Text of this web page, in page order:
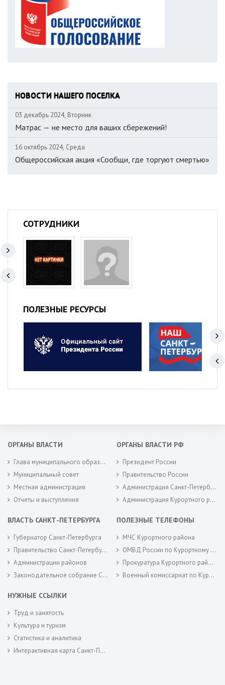
НОВОСТИ НАШЕГО ПОСЕЛКА
03 декабрь 2024, Вторник
Матрас — не место для ваших сбережений!
16 октябрь 2024, Среда
Общероссийская акция «Сообщи, где торгуют смертью»
СОТРУДНИКИ
ПОЛЕЗНЫЕ РЕСУРСЫ
ОРГАНЫ ВЛАСТИ
Глава муниципального образования
Муниципальный совет
Местная администрация
Отчеты и выступления
ОРГАНЫ ВЛАСТИ РФ
Президент России
Правительство России
Администрация Санкт-Петербурга
Администрация Курортного района Санкт-Петербурга
ВЛАСТЬ САНКТ-ПЕТЕРБУРГА
Губернатор Санкт-Петербурга
Правительство Санкт-Петербурга
Администрации районов
Законодательное собрание Санкт-Петербурга
ПОЛЕЗНЫЕ ТЕЛЕФОНЫ
МЧС Курортного района
ОМВД России по Курортному району
Прокуратура Курортного района
Военный комиссариат по Курортному районам города Санкт-Петербурга
НУЖНЫЕ ССЫЛКИ
Труд и занятость
Культура и туризм
Статистика и аналитика
Интерактивная карта Санкт-Петербурга